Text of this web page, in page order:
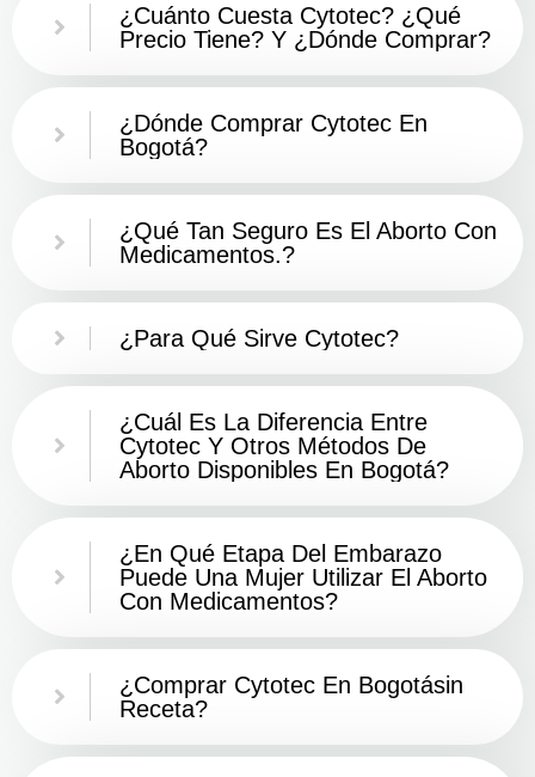
¿Cuánto Cuesta Cytotec? ¿Qué
Precio Tiene? Y ¿Dónde Comprar?
¿Dónde Comprar Cytotec En
Bogotá?
¿Qué Tan Seguro Es El Aborto Con
Medicamentos.?
¿Para Qué Sirve Cytotec?
¿Cuál Es La Diferencia Entre
Cytotec Y Otros Métodos De
Aborto Disponibles En Bogotá?
¿En Qué Etapa Del Embarazo
Puede Una Mujer Utilizar El Aborto
Con Medicamentos?
¿Comprar Cytotec En Bogotásin
Receta?